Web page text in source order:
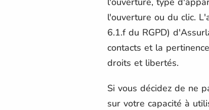
l'ouverture ou du clic.
6.1.f du RGPD)
contacts et la
droits et libertés.
Si vous décidez de ne
sur votre capacité à